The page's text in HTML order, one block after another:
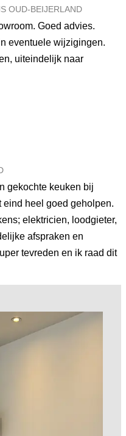
OUD-BEIJERLAND
Goed advies.
eventuele wijzigingen.
uiteindelijk naar
gekochte keuken bij
eind heel goed geholpen.
elektricien, loodgieter,
afspraken en
tevreden en ik raad dit